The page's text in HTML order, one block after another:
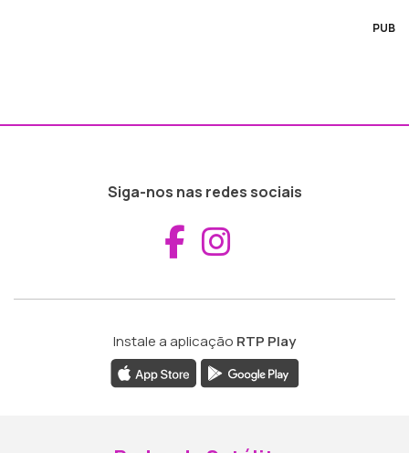
PUB
Siga-nos nas redes sociais
Aceder ao
Instale a aplicação RTP Play